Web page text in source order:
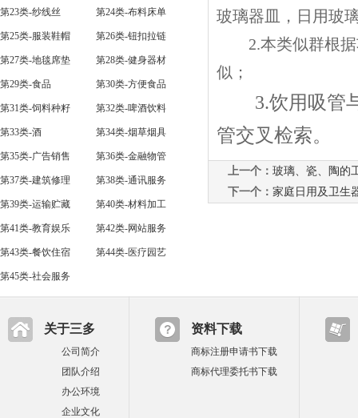
第23类-纱线丝 第24类-布料床单
第25类-服装鞋帽 第26类-钮扣拉链
第27类-地毯席垫 第28类-健身器材
第29类-食品 第30类-方便食品
第31类-饲料种籽 第32类-啤酒饮料
第33类-酒 第34类-烟草烟具
第35类-广告销售 第36类-金融物管
第37类-建筑修理 第38类-通讯服务
第39类-运输贮藏 第40类-材料加工
第41类-教育娱乐 第42类-网站服务
第43类-餐饮住宿 第44类-医疗园艺
第45类-社会服务
玻璃器皿，日用玻
2.本类似群根据
3.饮用吸管与
管交叉检索。
上一个： 玻璃、瓷、陶的
下一个： 家庭日用及卫生
关于三多
公司简介
团队介绍
办公环境
企业文化
资料下载
商标注册申请书下载
商标代理委托书下载